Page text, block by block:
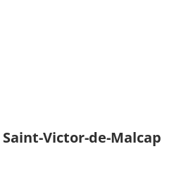
Victor-de-Malcap